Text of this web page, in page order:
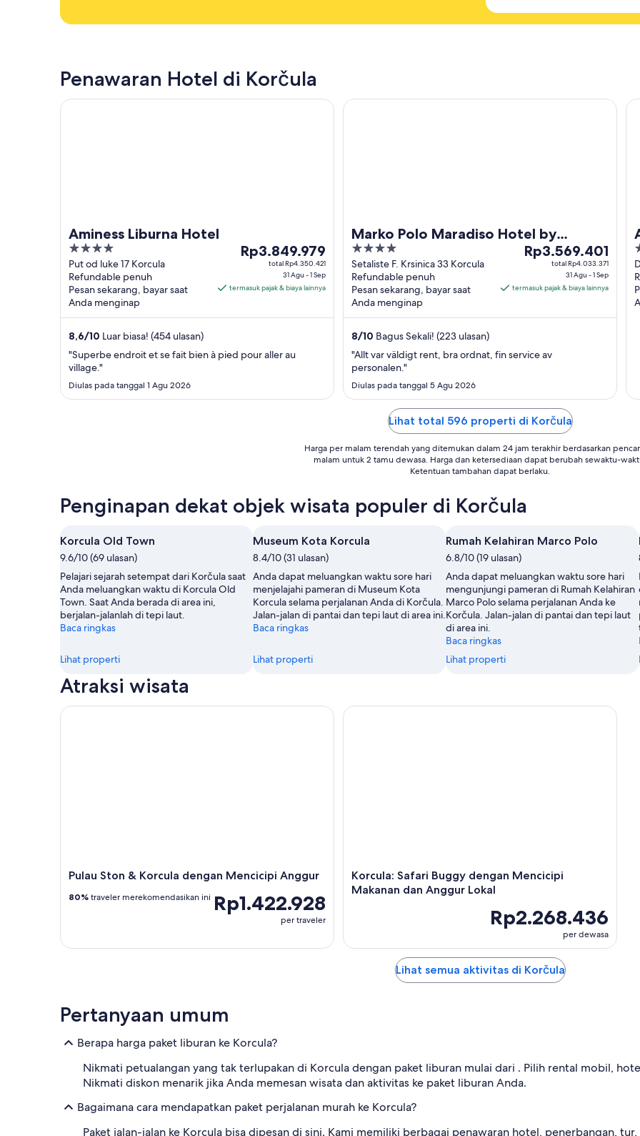
Penawaran Hotel di Korčula
Aminess Liburna Hotel
4
out
of
5
Put od luke 17 Korcula
Refundable penuh
Pesan sekarang, bayar saat
Anda menginap
Harga
Rp3.849.979
malam
hingga
Rp3.849.979
total Rp4.350.421
31 Agu - 1 Sep
termasuk pajak & biaya lainnya
8,6/10 Luar biasa! (454 ulasan)
"Superbe endroit et se fait bien à pied pour aller au
village."
Diulas pada tanggal 1 Agu 2026
Aminess Liburna Hotel
Marko Polo Maradiso Hotel by
Aminess
4
out
of
5
Setaliste F. Krsinica 33 Korcula
Refundable penuh
Pesan sekarang, bayar saat
Anda menginap
Harga
Rp3.569.401
malam
hingga
Rp3.569.401
total Rp4.033.371
31 Agu - 1 Sep
termasuk pajak & biaya lainnya
8/10 Bagus Sekali! (223 ulasan)
"Allt var väldigt rent, bra ordnat, fin service av
personalen."
Diulas pada tanggal 5 Agu 2026
Marko Polo Maradiso Hotel by Aminess
4
5
Lihat total 596 properti di Korčula
Harga per malam terendah yang ditemukan dalam 24 jam terakhir berdasarkan
malam untuk 2 tamu dewasa. Harga dan ketersediaan dapat berubah sewaktu-
Ketentuan tambahan dapat berlaku.
Penginapan dekat objek wisata populer di Korčula
Korcula Old Town
9.6/10 (69 ulasan)
Pelajari sejarah setempat dari Korčula saat
Anda meluangkan waktu di Korcula Old
Town. Saat Anda berada di area ini,
berjalan-jalanlah di tepi laut.
Baca ringkas
Lihat properti
Museum Kota Korcula
8.4/10 (31 ulasan)
Anda dapat meluangkan waktu sore hari
menjelajahi pameran di Museum Kota
Korcula selama perjalanan Anda di Korčula.
Jalan-jalan di pantai dan tepi laut di area ini.
Baca ringkas
Lihat properti
Rumah Kelahiran Marco Polo
6.8/10 (19 ulasan)
Anda dapat meluangkan waktu sore hari
mengunjungi pameran di Rumah Kelahiran
Marco Polo selama perjalanan Anda ke
Korčula. Jalan-jalan di pantai dan tepi laut
di area ini.
Baca ringkas
Lihat properti
Atraksi wisata
Pulau Ston & Korcula dengan Mencicipi Anggur
Rp1.422.928
per traveler
80% traveler merekomendasikan ini
Pulau Ston & Korcula dengan Mencicipi Anggur
Korcula: Safari Buggy dengan Mencicipi
Makanan dan Anggur Lokal
Rp2.268.436
per dewasa
Korcula: Safari Buggy dengan Mencicipi Makanan dan
Lihat semua aktivitas di Korčula
Pertanyaan umum
Berapa harga paket liburan ke Korcula?
Nikmati petualangan yang tak terlupakan di Korcula dengan paket liburan mulai dari . Pilih rental mobil,
Nikmati diskon menarik jika Anda memesan wisata dan aktivitas ke paket liburan Anda.
Bagaimana cara mendapatkan paket perjalanan murah ke Korcula?
Paket jalan-jalan ke Korcula bisa dipesan di sini. Kami memiliki berbagai penawaran hotel, penerbangan,